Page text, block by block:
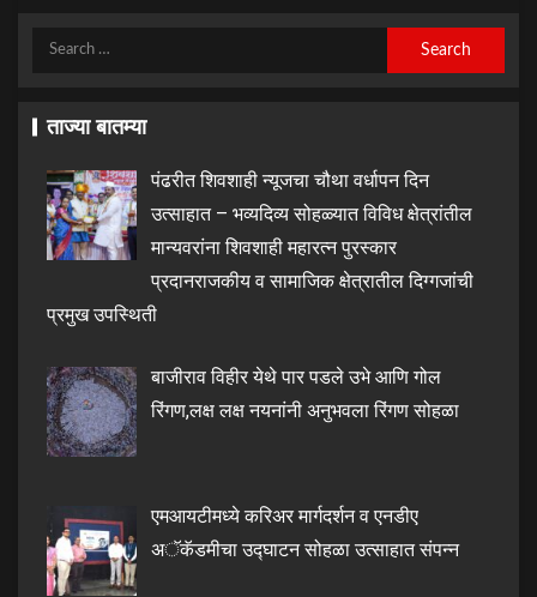
ताज्या बातम्या
पंढरीत शिवशाही न्यूजचा चौथा वर्धापन दिन
उत्साहात – भव्यदिव्य सोहळ्यात विविध क्षेत्रांतील
मान्यवरांना शिवशाही महारत्न पुरस्कार
प्रदानराजकीय व सामाजिक क्षेत्रातील दिग्गजांची
प्रमुख उपस्थिती
बाजीराव विहीर येथे पार पडले उभे आणि गोल
रिंगण,लक्ष लक्ष नयनांनी अनुभवला रिंगण सोहळा
एमआयटीमध्ये करिअर मार्गदर्शन व एनडीए
अॅकॅडमीचा उद्घाटन सोहळा उत्साहात संपन्न